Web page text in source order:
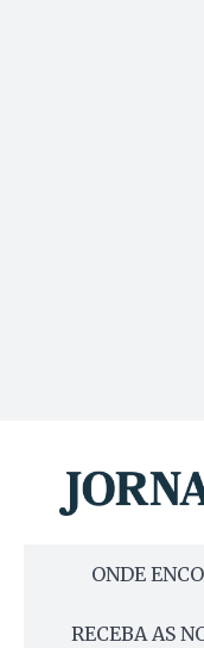
ONDE
RECEBA AS